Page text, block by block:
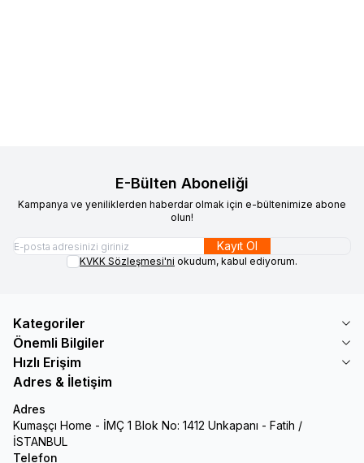
E-Bülten Aboneliği
Kampanya ve yeniliklerden haberdar olmak için e-bültenimize abone
olun!
Kayıt Ol
KVKK Sözleşmesi'ni okudum, kabul ediyorum.
Kategoriler
Önemli Bilgiler
Hızlı Erişim
Adres & İletişim
Adres
Kumaşçı Home - İMÇ 1 Blok No: 1412 Unkapanı - Fatih /
İSTANBUL
Telefon